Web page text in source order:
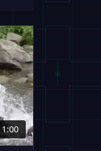
1:00